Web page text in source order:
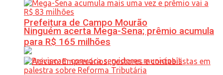
Prefeitura de Campo Mourão
Ninguém acerta Mega-Sena; prêmio acumula
para R$ 165 milhões